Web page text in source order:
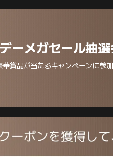
ーメガセール抽選
賞品が当たるキャンペーンに参加